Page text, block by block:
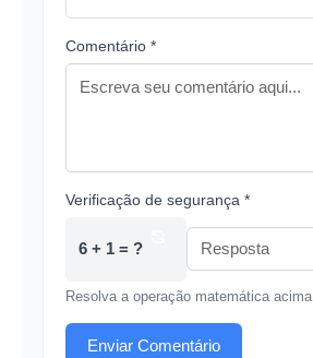
Comentário *
Verificação de segurança *
6 + 1 = ?
Resolva a operação matemática acima
Enviar Comentário